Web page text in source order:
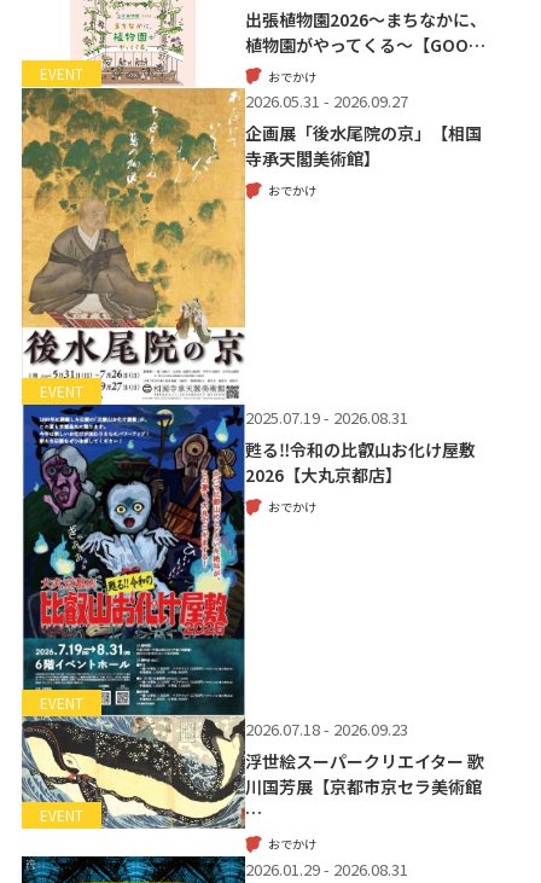
EVENT
出張植物園2026～まちなかに、
植物園がやってくる～【GOO…
おでかけ
EVENT
2026.05.31 - 2026.09.27
企画展「後水尾院の京」【相国
寺承天閣美術館】
おでかけ
EVENT
2025.07.19 - 2026.08.31
甦る‼令和の比叡山お化け屋敷
2026【大丸京都店】
おでかけ
EVENT
2026.07.18 - 2026.09.23
浮世絵スーパークリエイター 歌
川国芳展【京都市京セラ美術館
…
おでかけ
2026.01.29 - 2026.08.31